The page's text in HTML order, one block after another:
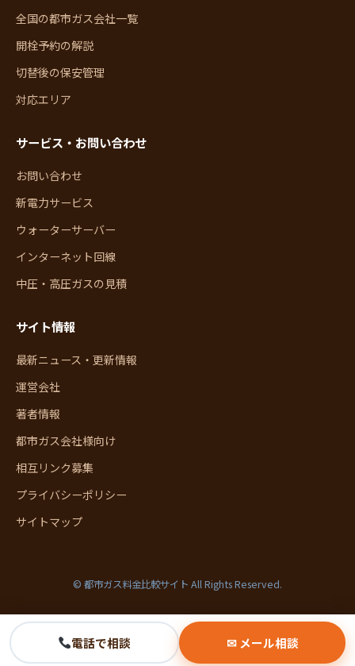
全国の都市ガス会社一覧
開栓予約の解説
切替後の保安管理
対応エリア
サービス・お問い合わせ
お問い合わせ
新電力サービス
ウォーターサーバー
インターネット回線
中圧・高圧ガスの見積
サイト情報
最新ニュース・更新情報
運営会社
著者情報
都市ガス会社様向け
相互リンク募集
プライバシーポリシー
サイトマップ
© 都市ガス料金比較サイト All Rights Reserved.
電話で相談 ✉ メール相談